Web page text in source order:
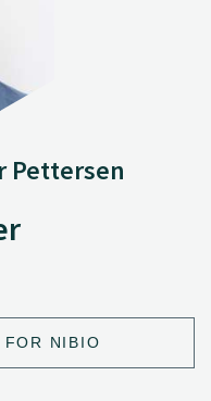
Pettersen
FOR NIBIO